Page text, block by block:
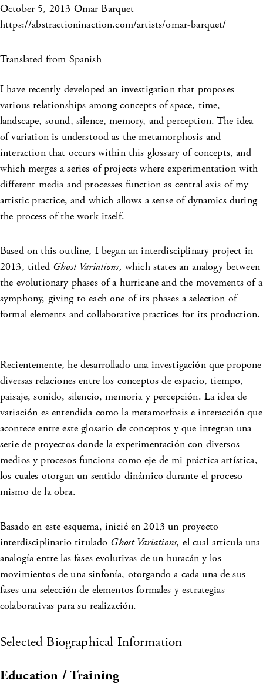
October 5, 2013 Omar Barquet
https://abstractioninaction.com/artists/omar-barquet/
Translated from Spanish
I have recently developed an investigation that proposes
various relationships among concepts of space, time,
landscape, sound, silence, memory, and perception. The idea
of variation is understood as the metamorphosis and
interaction that occurs within this glossary of concepts, and
which merges a series of projects where experimentation with
different media and processes function as central axis of my
artistic practice, and which allows a sense of dynamics during
the process of the work itself.
Based on this outline, I began an interdisciplinary project in
2013, titled Ghost Variations, which states an analogy between
the evolutionary phases of a hurricane and the movements of a
symphony, giving to each one of its phases a selection of
formal elements and collaborative practices for its production.
Recientemente, he desarrollado una investigación que propone
diversas relaciones entre los conceptos de espacio, tiempo,
paisaje, sonido, silencio, memoria y percepción. La idea de
variación es entendida como la metamorfosis e interacción que
acontece entre este glosario de conceptos y que integran una
serie de proyectos donde la experimentación con diversos
medios y procesos funciona como eje de mi práctica artística,
los cuales otorgan un sentido dinámico durante el proceso
mismo de la obra.
Basado en este esquema, inicié en 2013 un proyecto
interdisciplinario titulado Ghost Variations, el cual articula una
analogía entre las fases evolutivas de un huracán y los
movimientos de una sinfonía, otorgando a cada una de sus
fases una selección de elementos formales y estrategias
colaborativas para su realización.
Selected Biographical Information
Education / Training